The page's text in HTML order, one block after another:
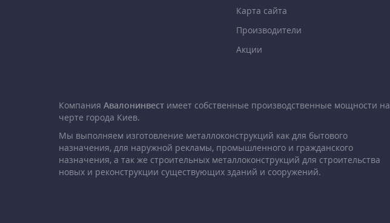
Карта сайта
Производители
Акции
Компания Авалонинвест имеет собственные производственные мощности на
черте города Киев.
Мы выполняем изготовление металлоконструкций как для бытового
назначения, для наружной рекламы, промышленного и гражданского
назначения, а так же строительных металлоконструкций для строительства
новых и реконструкции существующих зданий и сооружений.